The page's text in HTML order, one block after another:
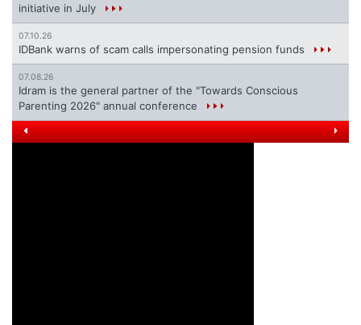
initiative in July
07.10.26
IDBank warns of scam calls impersonating pension funds
07.08.26
Idram is the general partner of the "Towards Conscious
Parenting 2026" annual conference